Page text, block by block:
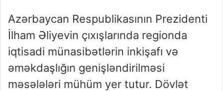
Azərbaycan Respublikasının Prezidenti
İlham Əliyevin çıxışlarında regionda
iqtisadi münasibətlərin inkişafı və
əməkdaşlığın genişləndirilməsi
məsələləri mühüm yer tutur. Dövlət